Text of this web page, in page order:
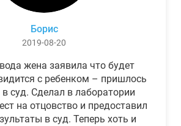
Борис
2019-08-20
жена заявила что будет
с ребенком – пришлось
в суд. Сделал в лаборатории
на отцовство и предоставил
в суд. Теперь хоть и